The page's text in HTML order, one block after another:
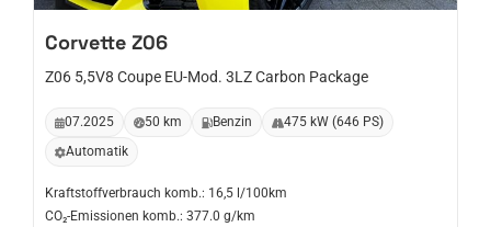
Corvette Z06
Z06 5,5V8 Coupe EU-Mod. 3LZ Carbon Package
07.2025 50 km Benzin
475 kW (646 PS)
Automatik
Kraftstoffverbrauch komb.: 16,5 l/100km
CO₂-Emissionen komb.: 377.0 g/km